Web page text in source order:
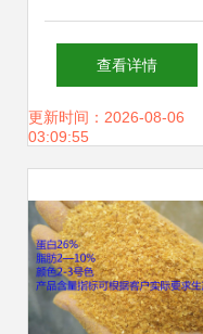
深入文昌民营猪
场、文昌嘉源蛋鸡
活动
查看详情
更新时间：2026-08-06
03:09:55